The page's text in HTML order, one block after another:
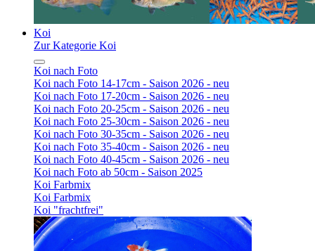
Koi
Zur Kategorie Koi
Koi nach Foto
Koi nach Foto 14-17cm - Saison 2026 - neu
Koi nach Foto 17-20cm - Saison 2026 - neu
Koi nach Foto 20-25cm - Saison 2026 - neu
Koi nach Foto 25-30cm - Saison 2026 - neu
Koi nach Foto 30-35cm - Saison 2026 - neu
Koi nach Foto 35-40cm - Saison 2026 - neu
Koi nach Foto 40-45cm - Saison 2026 - neu
Koi nach Foto ab 50cm - Saison 2025
Koi Farbmix
Koi Farbmix
Koi "frachtfrei"